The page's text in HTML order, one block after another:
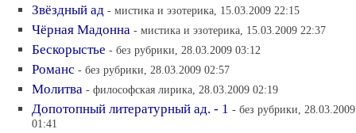
Звёздный ад - мистика и эзотерика, 15.03.2009 22:15
Чёрная Мадонна - мистика и эзотерика, 15.03.2009 22:37
Бескорыстье - без рубрики, 28.03.2009 03:12
Романс - без рубрики, 28.03.2009 02:57
Молитва - философская лирика, 28.03.2009 02:19
Допотопный литературный ад. - 1 - без рубрики, 28.03.2009
01:41